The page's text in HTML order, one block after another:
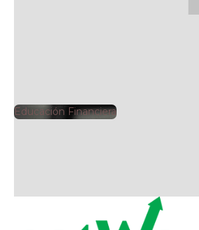
Educación Financiera